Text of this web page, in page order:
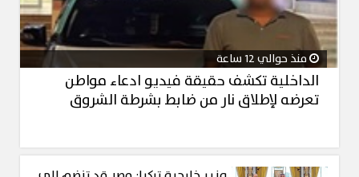
منذ حوالي 12 ساعة
الداخلية تكشف حقيقة فيديو ادعاء مواطن
تعرضه لإطلاق نار من ضابط بشرطة الشروق